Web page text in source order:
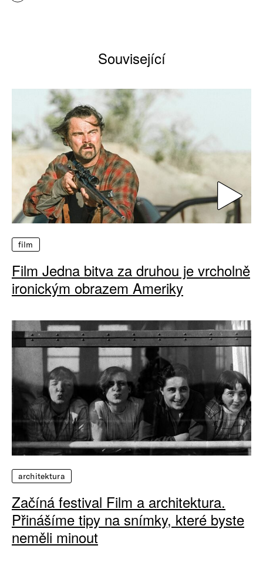
Související
film
Film Jedna bitva za druhou je vrcholně
ironickým obrazem Ameriky
architektura
Začíná festival Film a architektura.
Přinášíme tipy na snímky, které byste
neměli minout